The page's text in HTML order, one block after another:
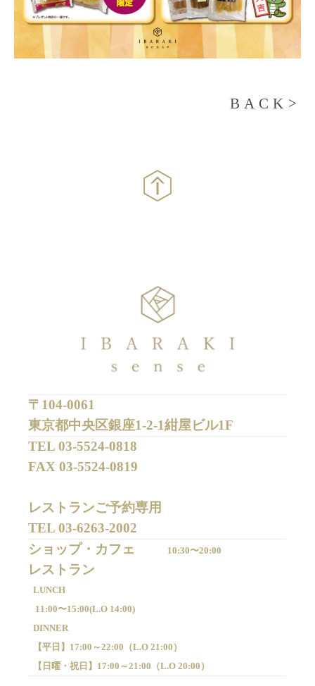
BACK>
〒104-0061
東京都中央区銀座1-2-1紺屋ビル1F
TEL 03-5524-0818
FAX 03-5524-0819
レストランご予約専用
TEL 03-6263-2002
ショップ・カフェ
10:30〜20:00
LUNCH
11:00〜15:00(L.O 14:00)
DINNER
【平日】 17:00～22:00（L.O 21:00）
【日曜・祝日】 17:00～21:00（L.O 20:00）